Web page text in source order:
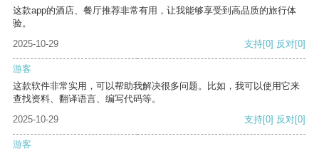
这款app的酒店、餐厅推荐非常有用，让我能够享受到高品质的旅行体
验。
2025-10-29
支持[0] 反对[0]
游客
这款软件非常实用，可以帮助我解决很多问题。比如，我可以使用它来
查找资料、翻译语言、编写代码等。
2025-10-29
支持[0] 反对[0]
游客